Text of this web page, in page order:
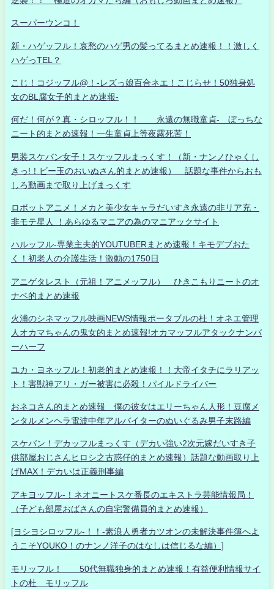
スーパーウンコ！
新・ハゲッフル！哀愁のハゲ男の髪ってるまとめ速報！！激しく
ハゲっTEL？
こじ！コジッフル@！-レズっ娘百合ネエ！こじらせ！50独身処
女のBL腐女子的まとめ速報-
何だ！何が？真・シロッフル！！ 永遠の無職童貞- ぼっちな
ニート的まとめ速報！一生童貞上等夜露死苦！
男装スケバン女子！スケッフルまっくす！（新・ナンノひゃくし
きっ!！ビー玉のおいぬさん的まとめ速報） 話題な事件からおも
しろ動画まで取り上げまっくす
ロボットアニメ！メカと美少女キャラだいすき永遠の非リア充・
非モテ星人 ！あらゆるマニアの為のマニアックサイト
ハルッフル-専業主夫的YOUTUBERまとめ速報！キモデブおた
く！初老人の介護生活！激動の1750日
アニゲタレスト（元祖！アニメッフル） ひきこもりニートのオ
ナベ的まとめ速報
火浦のシネマッフル映画NEWS情報ポータブルの杜！オネエ管理
人オカマちゃんの鬼女的まとめ速報!オカマッフルアタックナンバ
ーハーフ
ユカ・ヨネッフル！初老的まとめ速報！！大帝イタチにラリアッ
ト！害獣神アリ・ガー被害に必殺！パイルドライバー
おネコさん的まとめ速報 僕の彼女はエリーちゃん人形！豆腐メ
ンタルメンヘラ電波中年アルバイターのぬいぐるみ男子末路編
スケバン！デカッフルまっくす（デカい強い2次元嫁だいすき子
供部屋おじさんヒロシ之古惑仔的まとめ速報）話題な動画取り上
げMAX！デカいは正義刑事編
アキヨッフル-！ネオニートスケ番長のエキストラ芸能情報局！
（子ども部屋おばさんの自宅警備員的まとめ速報）
[ヨシヨシロッフル-！！-素浪人勇者カツオンの未解決事件簿へよ
うこそYOUKO！のナンノ洋子のはなしは信じるな編）]
モリッフル！ 50代無職独身的まとめ速報！有益便利情報サイ
トの杜 モリッフル